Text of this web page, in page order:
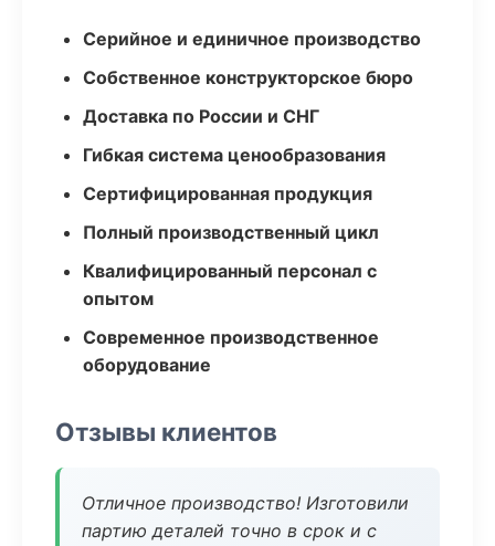
Серийное и единичное производство
Собственное конструкторское бюро
Доставка по России и СНГ
Гибкая система ценообразования
Сертифицированная продукция
Полный производственный цикл
Квалифицированный персонал с
опытом
Современное производственное
оборудование
Отзывы клиентов
Отличное производство! Изготовили
партию деталей точно в срок и с